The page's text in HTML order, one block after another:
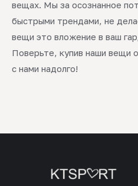
вещах. Мы за осознанное
быстрыми трендами, не
вещи это вложение в ваш
Поверьте, купив наши вещи
с нами надолго!